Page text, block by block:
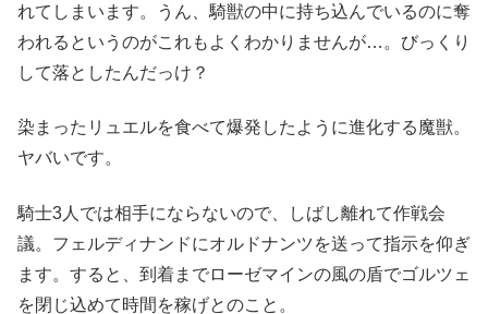
れてしまいます。うん、騎獣の中に持ち込んでいるのに奪
われるというのがこれもよくわかりませんが…。びっくり
して落としたんだっけ？
染まったリュエルを食べて爆発したように進化する魔獣。
ヤバいです。
騎士3人では相手にならないので、しばし離れて作戦会
議。フェルディナンドにオルドナンツを送って指示を仰ぎ
ます。すると、到着までローゼマインの風の盾でゴルツェ
を閉じ込めて時間を稼げとのこと。